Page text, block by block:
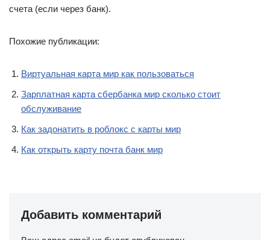
счета (если через банк).
Похожие публикации:
Виртуальная карта мир как пользоваться
Зарплатная карта сбербанка мир сколько стоит
обслуживание
Как задонатить в роблокс с карты мир
Как открыть карту почта банк мир
Добавить комментарий